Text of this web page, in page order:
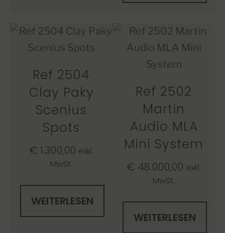
Ref 2504
Clay Paky
Scenius
Spots
€ 1.300,00 exkl.
MwSt.
WEITERLESEN
Ref 2502
Martin
Audio MLA
Mini System
€ 48.000,00 exkl.
MwSt.
WEITERLESEN